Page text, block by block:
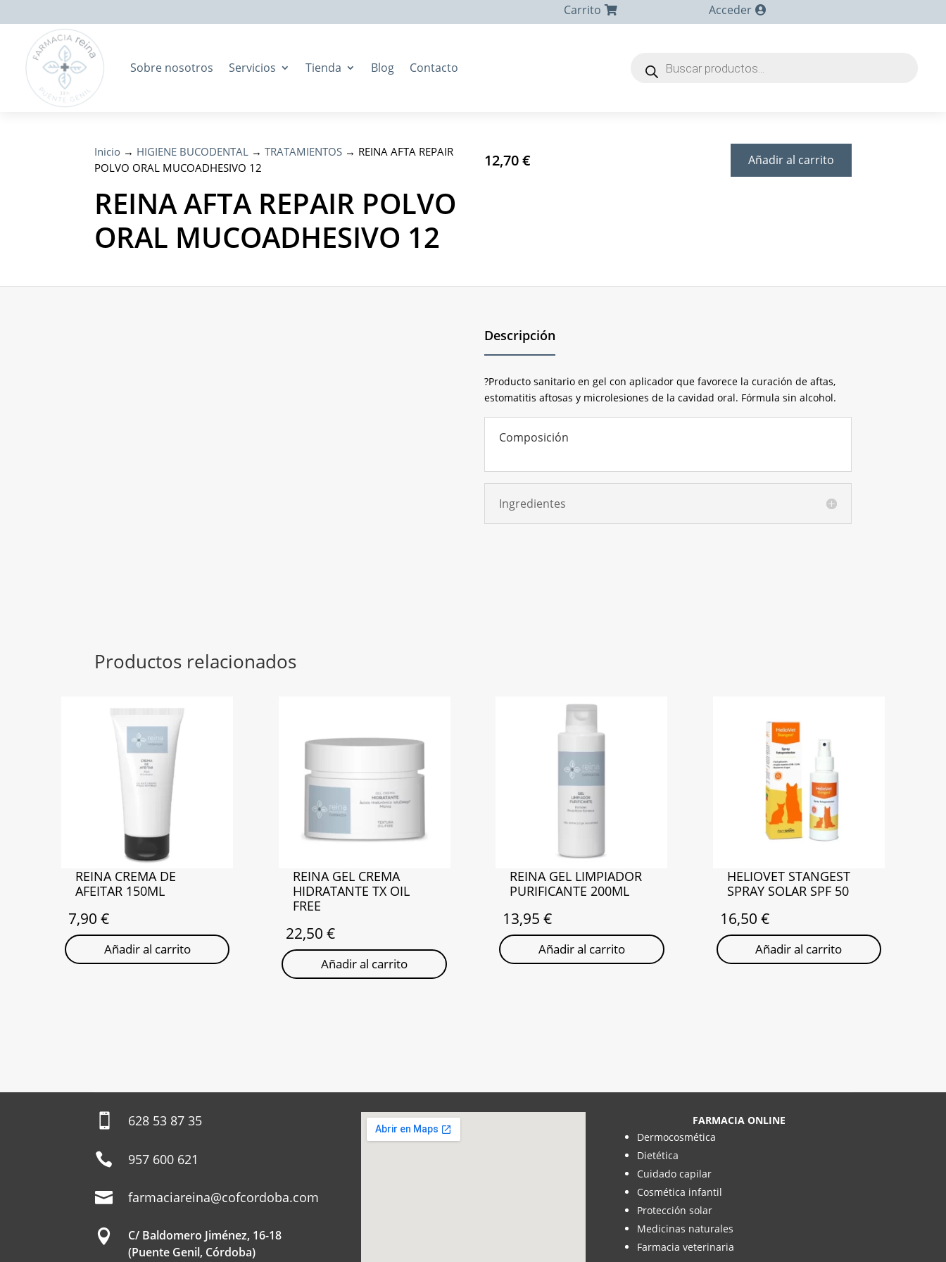
Carrito Acceder
Sobre nosotros Servicios Tienda Blog Contacto
productos
Inicio → HIGIENE BUCODENTAL →TRATAMIENTOS → REINA AFTA REPAIR
POLVO ORAL MUCOADHESIVO 12
REINA AFTA REPAIR POLVO
ORAL MUCOADHESIVO 12
12,70€ Añadir al carrito
Descripción
?Producto sanitario en gel con aplicador que favorece la curación de aftas,
estomatitis aftosas y microlesiones de la cavidad oral. Fórmula sin alcohol.
Composición
Ingredientes
Productos relacionados
REINA CREMA DE
AFEITAR 150ML
7,90 €
Añadir al carrito
REINA GEL CREMA
HIDRATANTE TX OIL
FREE
22,50 €
Añadir al carrito
REINA GEL LIMPIADOR
PURIFICANTE 200ML
13,95€
Añadir al carrito
HELIOVET STANGEST
SPRAY SOLAR SPF 50
16,50 €
Añadir al carrito
628 53 87 35
 957 600 621
 farmaciareina@cofcordoba.com

C/ Baldomero Jiménez, 16-18
(Puente Genil, Córdoba)
FARMACIA ONLINE
Dermocosmética
Dietética
Cuidado capilar
Cosmética infantil
Protección solar
Medicinas naturales
Farmacia veterinaria